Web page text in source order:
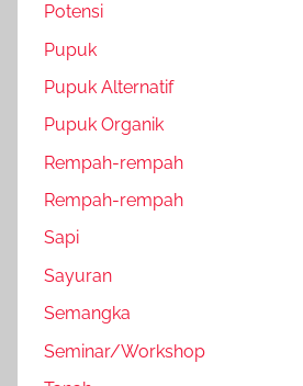
Potensi
Pupuk
Pupuk Alternatif
Pupuk Organik
Rempah-rempah
Rempah-rempah
Sapi
Sayuran
Semangka
Seminar/Workshop